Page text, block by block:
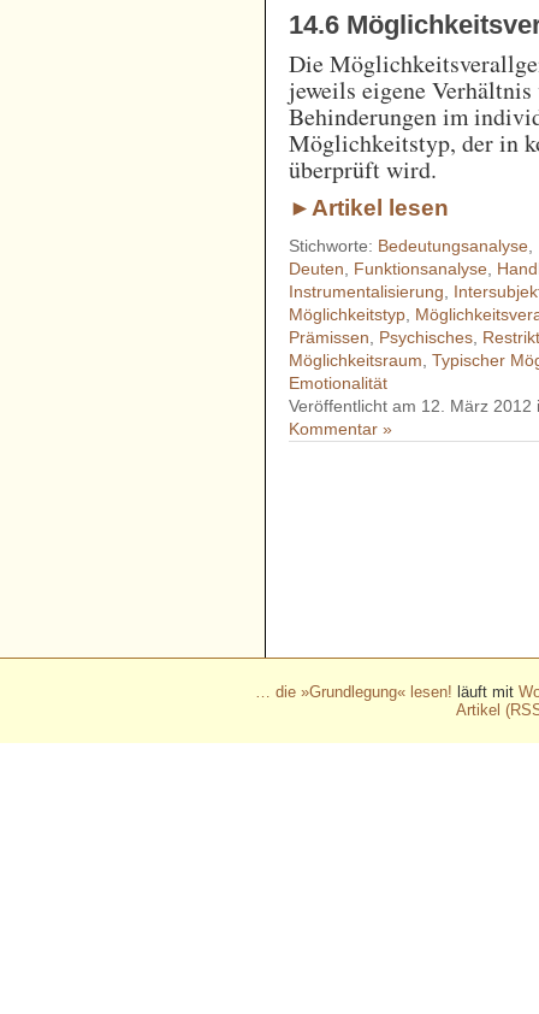
14.6
Die
jeweils eigene
Behinderungen im
Möglichkeitstyp, der in
überprüft wird.
►Artikel lesen
Stichworte: Bedeutungsanalyse
Deuten
Funktionsanalyse
Instrumentalisierung
Möglichkeitstyp
Prämissen
Psychisches
Möglichkeitsraum ,Typischer
Emotionalität
Veröffentlicht am 12. März
Kommentar »
… die »Grundlegung« lesen! läuft mit
Artikel